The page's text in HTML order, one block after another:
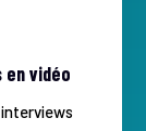
vidéo